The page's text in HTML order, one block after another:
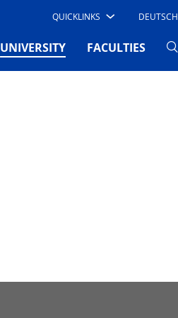
QUICKLINKS DEUTSCH
UNIVERSITY(CURRENT)
FACULTIES